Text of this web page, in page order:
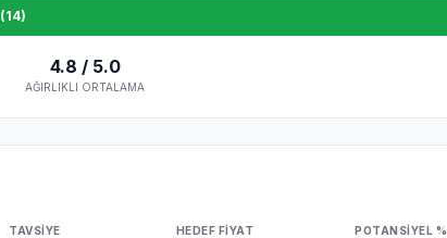
14)
4.8 / 5.0
AĞIRLIKLI ORTALAMA
TAVSIYE HEDEF FIYAT POTANSIYEL %